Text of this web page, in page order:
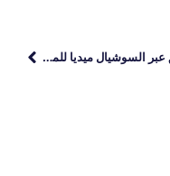
تسويق عبر السوشيال ميديا للمشاريع الصغيرة